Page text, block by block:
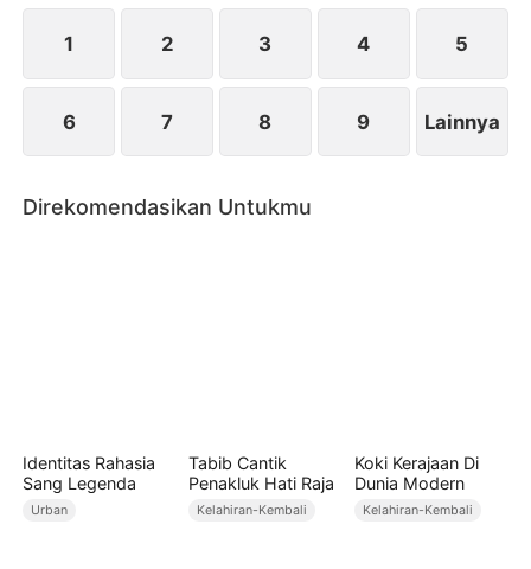
tengah situasi tersebut, Nala juga menjadi lebih
kuat.1 2 3 4 5
6 7 8 9 Lainnya
Direkomendasikan Untukmu
Identitas Rahasia
Sang Legenda
Urban
Tabib Cantik
Penakluk Hati Raja
Kelahiran-Kembali
Koki Kerajaan Di
Dunia Modern
Kelahiran-Kembali